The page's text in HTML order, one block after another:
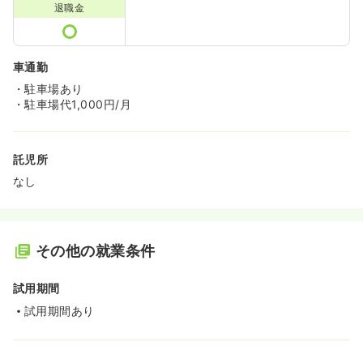
退職金
車通勤
・駐車場あり
・駐車場代1,000円/月
託児所
なし
その他の就業条件
試用期間
試用期間あり